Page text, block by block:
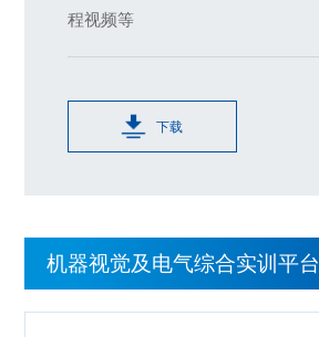
程视频等
下载
机器视觉及电气综合实训平台